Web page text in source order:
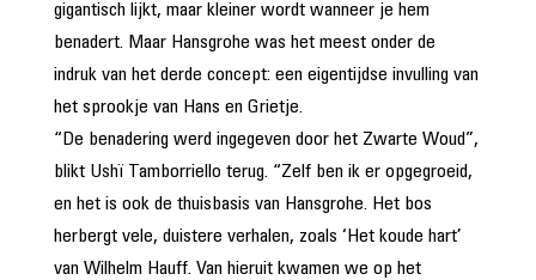
gigantisch lijkt, maar kleiner wordt wanneer je hem
benadert. Maar Hansgrohe was het meest onder de
indruk van het derde concept: een eigentijdse invulling van
het sprookje van Hans en Grietje.
“De benadering werd ingegeven door het Zwarte Woud”,
blikt Ushï Tamborriello terug. “Zelf ben ik er opgegroeid,
en het is ook de thuisbasis van Hansgrohe. Het bos
herbergt vele, duistere verhalen, zoals ‘Het koude hart’
van Wilhelm Hauff. Van hieruit kwamen we op het